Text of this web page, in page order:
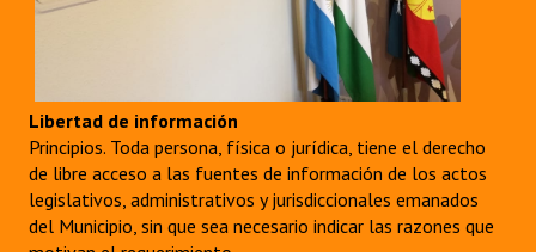
Libertad de información
Principios. Toda persona, física o jurídica, tiene el derecho
de libre acceso a las fuentes de información de los actos
legislativos, administrativos y jurisdiccionales emanados
del Municipio, sin que sea necesario indicar las razones que